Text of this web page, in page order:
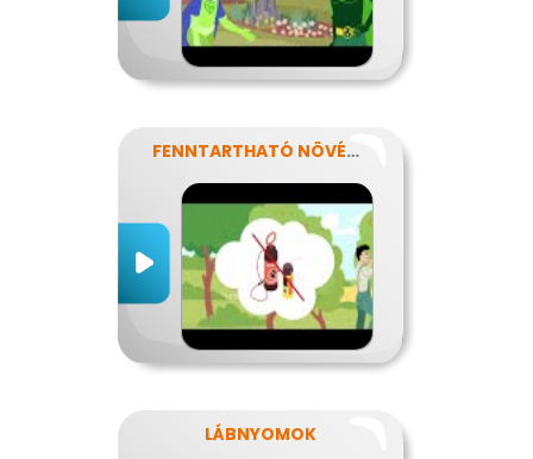
FENNTARTHATÓ NÖVÉNYVÉDELEM
LÁBNYOMOK